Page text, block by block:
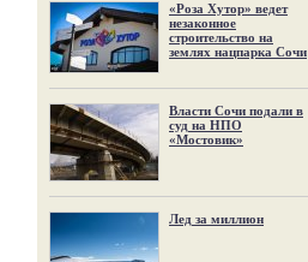
«Роза Хутор» ведет
незаконное
строительство на
землях нацпарка Сочи
Власти Сочи подали в
суд на НПО
«Мостовик»
Лед за миллион